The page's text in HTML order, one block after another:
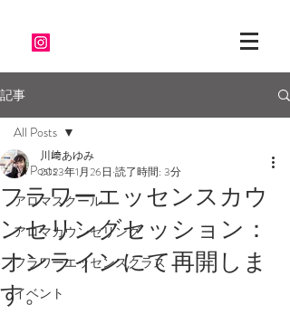
記事
All Posts
アロマスクール
アロマカウンセリング
フラワーエッセンスクラス
イベント
All Posts
フラワーエッセンスカウ
ンセリングセッション：
オンラインにて再開しま
す。
川﨑あゆみ
2023年1月26日 読了時間: 3分